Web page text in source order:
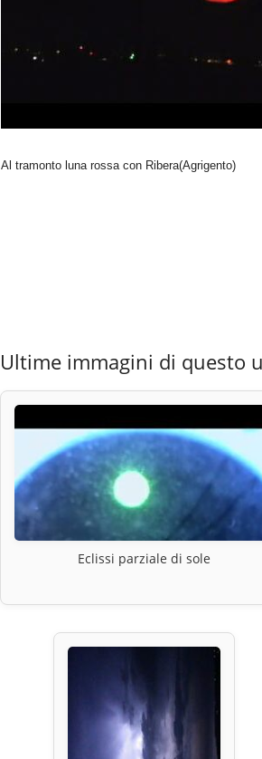
Al tramonto luna rossa con Ribera(Agrigento)
Ultime immagini di questo
Eclissi parziale di sole